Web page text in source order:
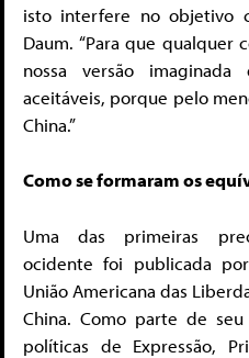
isto interfere no objetivo
Daum. “Para que qualquer
nossa versão
aceitáveis, porque pelo
China.”
Como se formaram os
Uma das primeiras
ocidente foi publicada
União Americana das
China. Como parte de
políticas de Expressão,